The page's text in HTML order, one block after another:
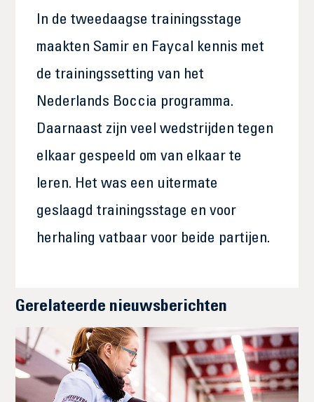
In de tweedaagse trainingsstage
maakten Samir en Faycal kennis met
de trainingssetting van het
Nederlands Boccia programma.
Daarnaast zijn veel wedstrijden tegen
elkaar gespeeld om van elkaar te
leren. Het was een uitermate
geslaagd trainingsstage en voor
herhaling vatbaar voor beide partijen.
Gerelateerde nieuwsberichten